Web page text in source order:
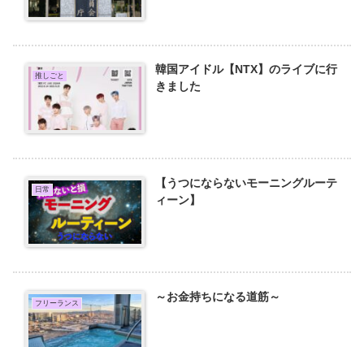
推しごと
韓国アイドル【NTX】のライブに行
きました
日常
【うつにならないモーニングルーテ
ィーン】
フリーランス ～お金持ちになる道筋～